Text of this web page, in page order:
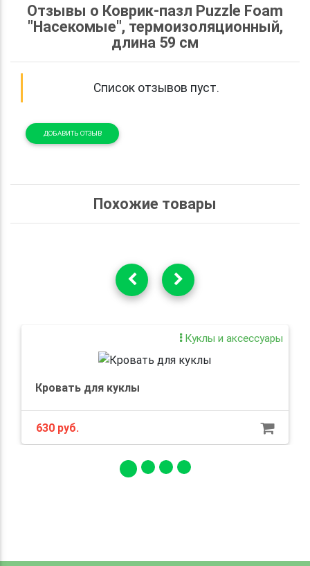
Отзывы о Коврик-пазл Puzzle Foam
"Насекомые", термоизоляционный,
длина 59 см
Список отзывов пуст.
ДОБАВИТЬ ОТЗЫВ
Похожие товары
Куклы и аксессуары
Кровать для куклы
630 руб.